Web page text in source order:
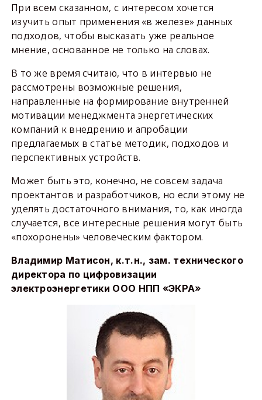
При всем сказанном, с интересом хочется
изучить опыт применения «в железе» данных
подходов, чтобы высказать уже реальное
мнение, основанное не только на словах.
В то же время считаю, что в интервью не
рассмотрены возможные решения,
направленные на формирование внутренней
мотивации менеджмента энергетических
компаний к внедрению и апробации
предлагаемых в статье методик, подходов и
перспективных устройств.
Может быть это, конечно, не совсем задача
проектантов и разработчиков, но если этому не
уделять достаточного внимания, то, как иногда
случается, все интересные решения могут быть
«похоронены» человеческим фактором.
Владимир Матисон, к.т.н., зам. технического
директора по цифровизации
электроэнергетики ООО НПП «ЭКРА»